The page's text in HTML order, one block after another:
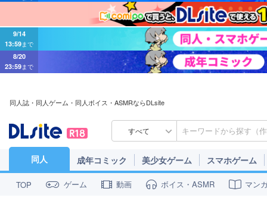
9/14
13:59 まで
8/20
23:59まで
同人誌・同人ゲーム・同人ボイス・ASMRならDLsite
すべて
同人 成年コミック 美少女ゲーム スマホゲーム
TOP ゲーム 動画 ボイス・ASMR マン